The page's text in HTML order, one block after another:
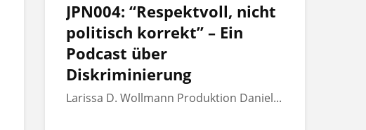
JPN004: “Respektvoll, nicht
politisch korrekt” – Ein
Podcast über
Diskriminierung
Larissa D. Wollmann Produktion Daniel...